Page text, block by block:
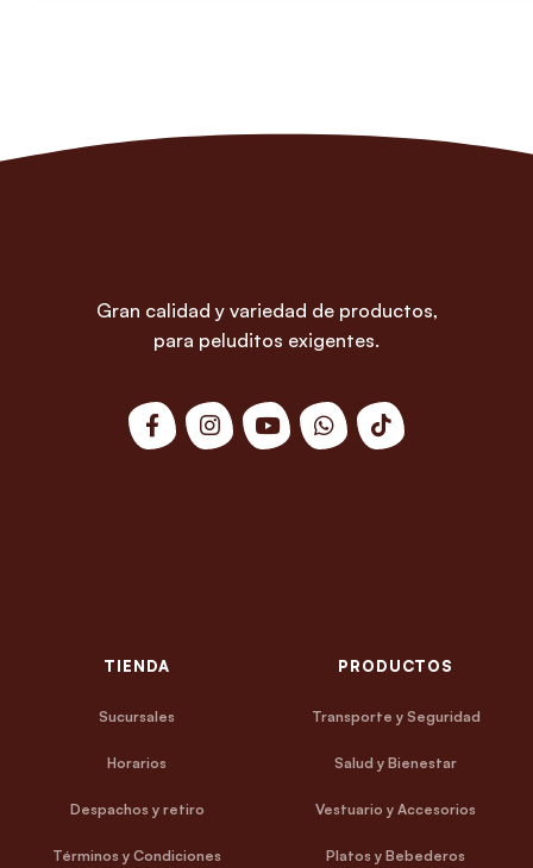
Gran calidad y variedad de productos,
para peluditos exigentes.
TIENDA
Sucursales
Horarios
Despachos y retiro
Términos y Condiciones
PRODUCTOS
Transporte y Seguridad
Salud y Bienestar
Vestuario y Accesorios
Platos y Bebederos